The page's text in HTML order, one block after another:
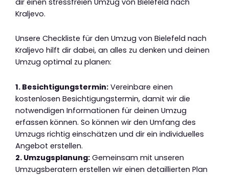
Kraljevo.
Unsere Checkliste für den Umzug von Bielefeld nach
Kraljevo hilft dir dabei, an alles zu denken und deinen
Umzug optimal zu planen:
1. Besichtigungstermin: Vereinbare einen
kostenlosen Besichtigungstermin, damit wir die
notwendigen Informationen für deinen Umzug
erfassen können. So können wir den Umfang des
Umzugs richtig einschätzen und dir ein individuelles
Angebot erstellen.
2. Umzugsplanung: Gemeinsam mit unseren
Umzugsberatern erstellen wir einen detaillierten Plan